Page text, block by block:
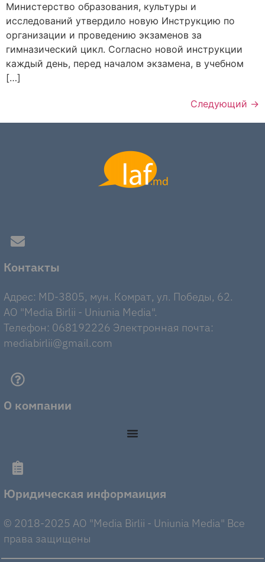
Министерство образования, культуры и
исследований утвердило новую Инструкцию по
организации и проведению экзаменов за
гимназический цикл. Согласно новой инструкции
каждый день, перед началом экзамена, в учебном
[…]
Следующий →
Контакты
Адрес: MD-3805, мун. Комрат, ул. Победы, 62.
AO "Media Birlii - Uniunia Media".
Телефон: 068192226 Электронная почта:
mediabirlii@gmail.com
О компании
Юридическая информаиция
© 2018-2025 AO "Media Birlii - Uniunia Media" Все
права защищены